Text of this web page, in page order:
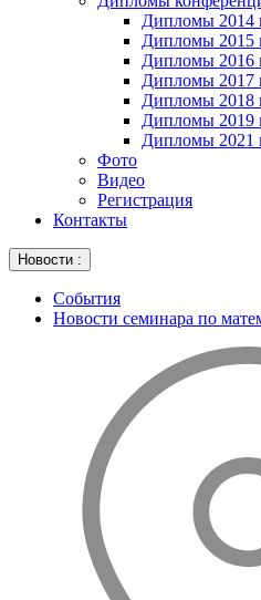
Дипломы 2014
Дипломы 2015
Дипломы 2016
Дипломы 2017
Дипломы 2018
Дипломы 2019
Дипломы 2021
Фото
Видео
Регистрация
Контакты
Новости :
События
Новости семинара по